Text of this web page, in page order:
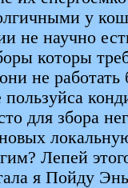
у
не научно
которы
не
пользуйса
для збора
Лепей
я Пойду